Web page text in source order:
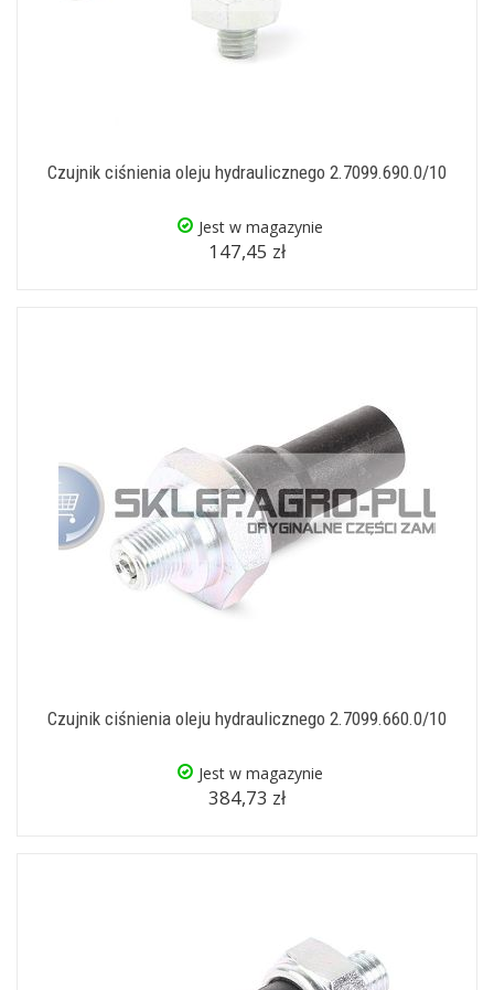
Czujnik ciśnienia oleju hydraulicznego 2.7099.690.0/10
Jest w magazynie
147,45 zł
Czujnik ciśnienia oleju hydraulicznego 2.7099.660.0/10
Jest w magazynie
384,73 zł